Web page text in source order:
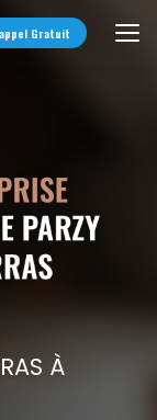
Gratuit
À